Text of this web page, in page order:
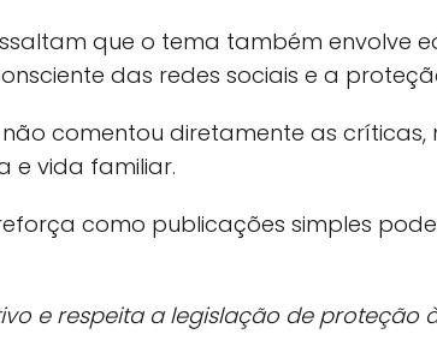
que o tema também envolve
das redes sociais e a
comentou diretamente as
e vida familiar.
como publicações simples
e respeita a legislação de proteção